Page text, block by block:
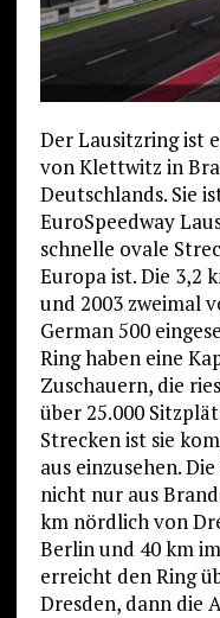
Der Lausitzring ist
von Klettwitz in
Deutschlands. Sie
EuroSpeedway
schnelle ovale
Europa ist. Die 3,2
und 2003 zweimal
German 500
Ring haben eine
Zuschauern, die
über 25.000
Strecken ist sie
aus einzusehen.
nicht nur aus
km nördlich von
Berlin und 40 km
erreicht den Ring
Dresden, dann die